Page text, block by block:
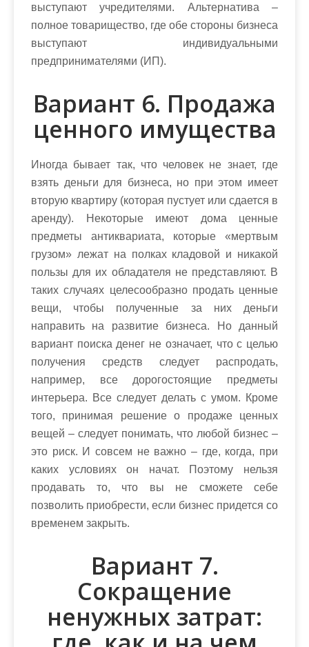
выступают учредителями. Альтернатива –
полное товарищество, где обе стороны бизнеса
выступают индивидуальными
предпринимателями (ИП).
Вариант 6. Продажа
ценного имущества
Иногда бывает так, что человек не знает, где
взять деньги для бизнеса, но при этом имеет
вторую квартиру (которая пустует или сдается в
аренду). Некоторые имеют дома ценные
предметы антиквариата, которые «мертвым
грузом» лежат на полках кладовой и никакой
пользы для их обладателя не представляют. В
таких случаях целесообразно продать ценные
вещи, чтобы полученные за них деньги
направить на развитие бизнеса. Но данный
вариант поиска денег не означает, что с целью
получения средств следует распродать,
например, все дорогостоящие предметы
интерьера. Все следует делать с умом. Кроме
того, принимая решение о продаже ценных
вещей – следует понимать, что любой бизнес –
это риск. И совсем не важно – где, когда, при
каких условиях он начат. Поэтому нельзя
продавать то, что вы не сможете себе
позволить приобрести, если бизнес придется со
временем закрыть.
Вариант 7.
Сокращение
ненужных затрат: